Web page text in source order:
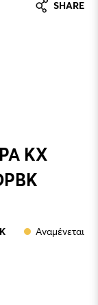
SHARE
KX
Αναμένεται